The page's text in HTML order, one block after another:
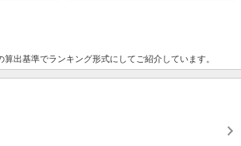
出基準でランキング形式にしてご紹介しています。